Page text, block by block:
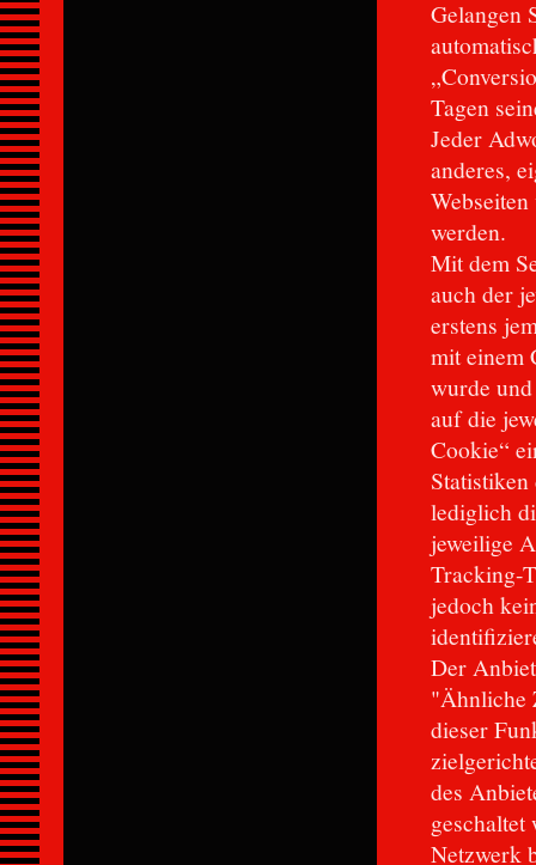
Gelangen
Tagen
Jeder
anderes,
werden.
Mit dem
auch der
erstens
mit einem
wurde
auf die
Cookie“
lediglich
jeweilige
Tracking-
jedoch
Der
"Ähnliche
dieser
des
geschaltet
Netzwerk